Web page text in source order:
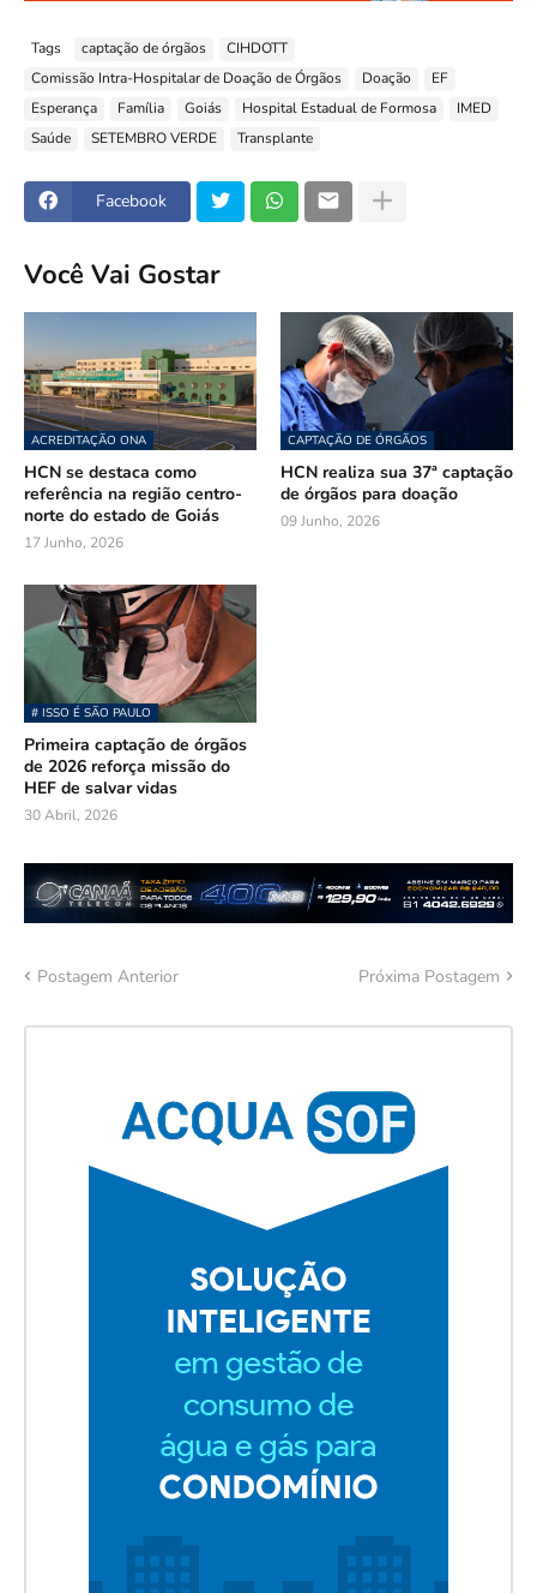
Tags captação de órgãos
CIHDOTT
Comissão Intra-Hospitalar de Doação de Órgãos
Doação
EF
Esperança
Família Goiás Hospital Estadual de Formosa
IMED
Saúde
SETEMBRO VERDE Transplante
Facebook
Você Vai Gostar
ACREDITAÇÃO ONA
HCN se destaca como
referência na região centro-
norte do estado de Goiás
17 Junho, 2026
CAPTAÇÃO DE ÓRGÃOS
HCN realiza sua 37ª captação
de órgãos para doação
09 Junho, 2026
# ISSO É SÃO PAULO
Primeira captação de órgãos
de 2026 reforça missão do
HEF de salvar vidas
30 Abril, 2026
Postagem Anterior Próxima Postagem